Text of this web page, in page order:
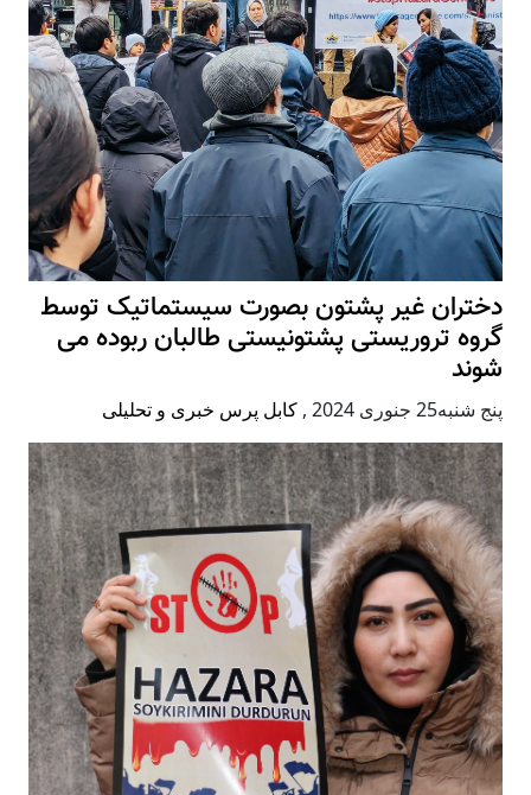
دختران غیر پشتون بصورت سیستماتیک توسط
گروه تروریستی پشتونیستی طالبان ربوده می
شوند
پنج شنبه25 جنوری 2024 , کابل پرس خبری و تحلیلی